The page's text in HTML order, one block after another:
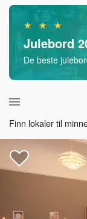
★ ★ ★
Julebord
De beste
Finn lokaler til